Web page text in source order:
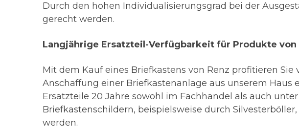
Durch den hohen Individualisierungsgrad bei der
gerecht werden.
Langjährige Ersatzteil-Verfügbarkeit für Produkte von
Mit dem Kauf eines Briefkastens von Renz profitieren
Anschaffung einer Briefkastenanlage aus unserem
Ersatzteile 20 Jahre sowohl im Fachhandel als auch
Briefkastenschildern, beispielsweise durch
werden.